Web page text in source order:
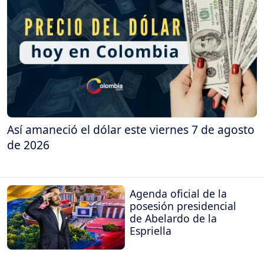
Así amaneció el dólar este viernes 7 de agosto
de 2026
Agenda oficial de la
posesión presidencial
de Abelardo de la
Espriella